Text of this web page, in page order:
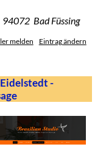
Bad Füssing
melden Eintrag ändern
-